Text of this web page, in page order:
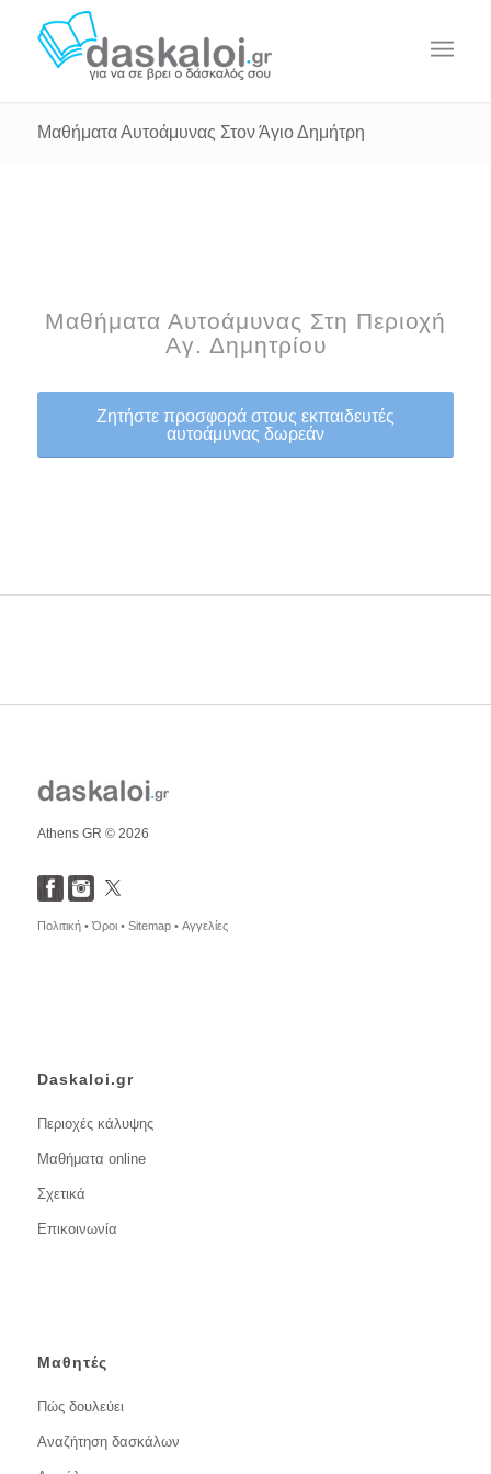
Μαθήματα Αυτοάμυνας Στον Άγιο Δημήτρη
Μαθήματα Αυτοάμυνας Στη Περιοχή
Αγ. Δημητρίου
Ζητήστε προσφορά στους εκπαιδευτές
αυτοάμυνας δωρεάν
Athens GR © 2026
Πολιτική •Όροι • Sitemap • Αγγελίες
Daskaloi.gr
Περιοχές κάλυψης
Μαθήματα online
Σχετικά
Επικοινωνία
Μαθητές
Πώς δουλεύει
Αναζήτηση δασκάλων